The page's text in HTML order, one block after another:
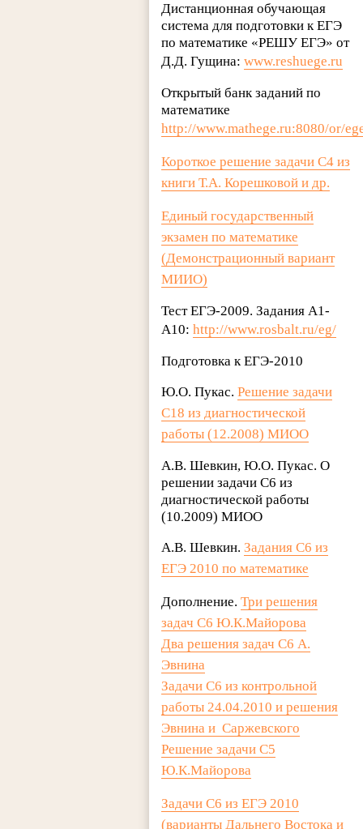
Дистанционная обучающая
система для подготовки к ЕГЭ
по математике «РЕШУ ЕГЭ» от
Д.Д. Гущина:www.reshuege.ru
Открытый банк заданий по
математике
http://www.mathege.ru:8080/or/
Короткое решение задачи С4 из
книги Т.А. Корешковой и др.
Единый государственный
экзамен по математике
(Демонстрационный вариант
МИИО)
Тест ЕГЭ-2009. Задания А1-
А10:http://www.rosbalt.ru/eg/
Подготовка к ЕГЭ-2010
Ю.О. Пукас.Решение задачи
С18 из диагностической
работы (12.2008) МИОО
А.В. Шевкин, Ю.О. Пукас. О
решении задачи С6 из
диагностической работы
(10.2009) МИОО
А.В. Шевкин.Задания С6 из
ЕГЭ 2010 по математике
Дополнение.Три решения
задач С6 Ю.К.Майорова
Два решения задач С6 А.
Эвнина
Задачи С6 из контрольной
работы 24.04.2010 и решения
Эвнина и Саржевского
Решение задачи С5
Ю.К.Майорова
Задачи С6 из ЕГЭ 2010
(варианты Дальнего Востока и